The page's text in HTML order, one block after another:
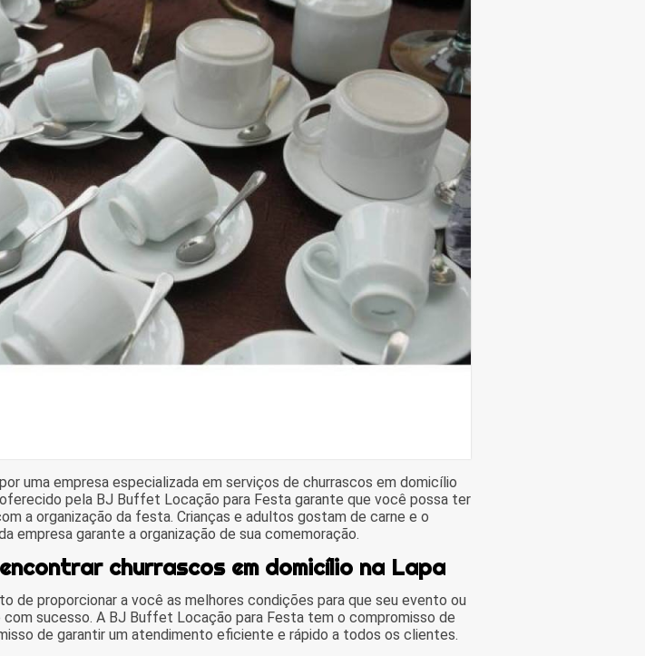
uma empresa especializada em serviços de churrascos em domicílio
pela BJ Buffet Locação para Festa garante que você possa ter
a organização da festa. Crianças e adultos gostam de carne e o
empresa garante a organização de sua comemoração.
churrascos em domicílio na Lapa
de proporcionar a você as melhores condições para que seu evento ou
sucesso. A BJ Buffet Locação para Festa tem o compromisso de
de garantir um atendimento eficiente e rápido a todos os clientes.